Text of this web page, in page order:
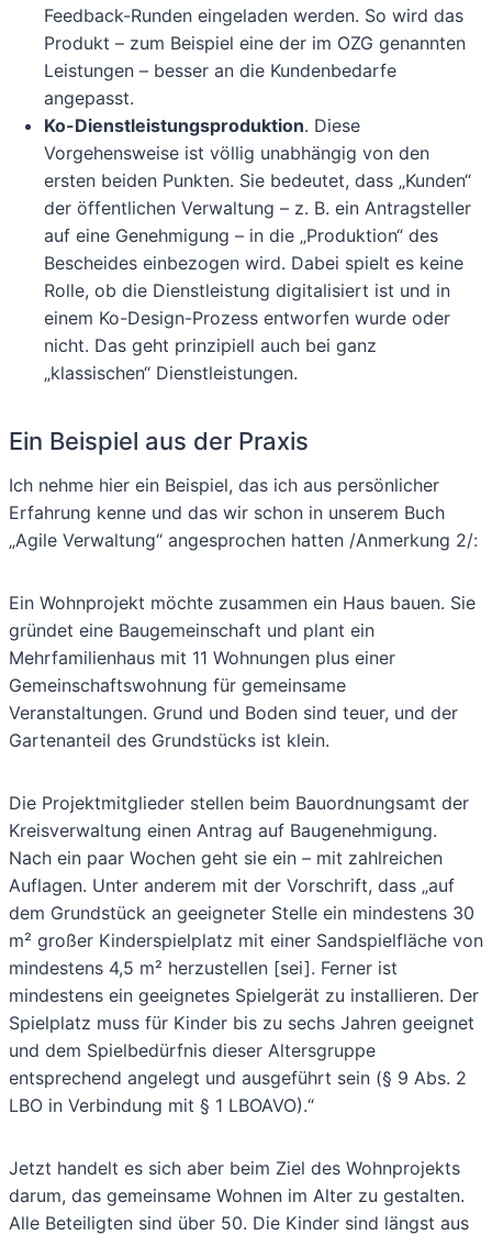
Feedback-Runden eingeladen werden. So wird das
Produkt – zum Beispiel eine der im OZG genannten
Leistungen – besser an die Kundenbedarfe
angepasst.
Ko-Dienstleistungsproduktion. Diese
Vorgehensweise ist völlig unabhängig von den
ersten beiden Punkten. Sie bedeutet, dass „Kunden“
der öffentlichen Verwaltung – z. B. ein Antragsteller
auf eine Genehmigung – in die „Produktion“ des
Bescheides einbezogen wird. Dabei spielt es keine
Rolle, ob die Dienstleistung digitalisiert ist und in
einem Ko-Design-Prozess entworfen wurde oder
nicht. Das geht prinzipiell auch bei ganz
„klassischen“ Dienstleistungen.
Ein Beispiel aus der Praxis
Ich nehme hier ein Beispiel, das ich aus persönlicher
Erfahrung kenne und das wir schon in unserem Buch
„Agile Verwaltung“ angesprochen hatten /Anmerkung 2/:
Ein Wohnprojekt möchte zusammen ein Haus bauen. Sie
gründet eine Baugemeinschaft und plant ein
Mehrfamilienhaus mit 11 Wohnungen plus einer
Gemeinschaftswohnung für gemeinsame
Veranstaltungen. Grund und Boden sind teuer, und der
Gartenanteil des Grundstücks ist klein.
Die Projektmitglieder stellen beim Bauordnungsamt der
Kreisverwaltung einen Antrag auf Baugenehmigung.
Nach ein paar Wochen geht sie ein – mit zahlreichen
Auflagen. Unter anderem mit der Vorschrift, dass „auf
dem Grundstück an geeigneter Stelle ein mindestens 30
m² großer Kinderspielplatz mit einer Sandspielfläche von
mindestens 4,5 m² herzustellen [sei]. Ferner ist
mindestens ein geeignetes Spielgerät zu installieren. Der
Spielplatz muss für Kinder bis zu sechs Jahren geeignet
und dem Spielbedürfnis dieser Altersgruppe
entsprechend angelegt und ausgeführt sein (§ 9 Abs. 2
LBO in Verbindung mit § 1 LBOAVO).“
Jetzt handelt es sich aber beim Ziel des Wohnprojekts
darum, das gemeinsame Wohnen im Alter zu gestalten.
Alle Beteiligten sind über 50. Die Kinder sind längst aus